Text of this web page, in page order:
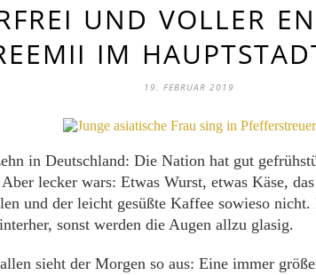
UND VOLLER
IM
19. FEBRUAR 2019
in Deutschland: Die Nation hat gut
lecker wars: Etwas Wurst, etwas Käse,
und der leicht gesüßte Kaffee sowieso
sonst werden die Augen allzu glasig.
sieht der Morgen so aus: Eine immer